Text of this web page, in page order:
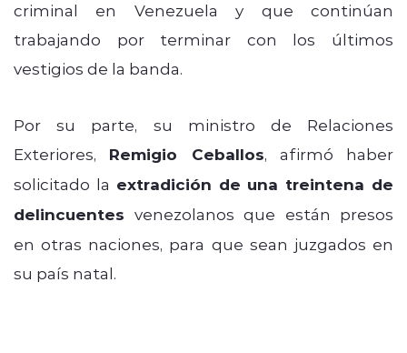
criminal en Venezuela y que continúan
trabajando por terminar con los últimos
vestigios de la banda.
Por su parte, su ministro de Relaciones
Exteriores, Remigio Ceballos, afirmó haber
solicitado la extradición de una treintena de
delincuentes venezolanos que están presos
en otras naciones, para que sean juzgados en
su país natal.